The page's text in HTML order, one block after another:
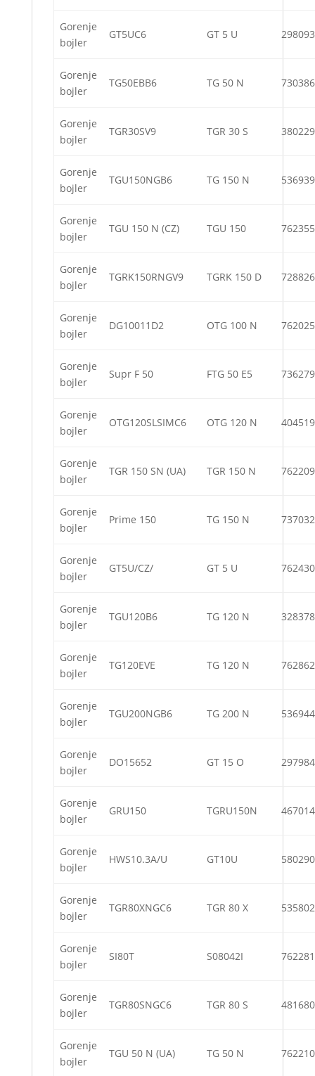
Gorenje
bojler
GT5UC6 GT 5 U 298093
Gorenje
bojler
TG50EBB6 TG 50 N 730386
Gorenje
bojler
TGR30SV9 TGR 30 S 380229
Gorenje
bojler
TGU150NGB6 TG 150 N 536939
Gorenje
bojler
TGU 150 N (CZ) TGU 150 762355
Gorenje
bojler
TGRK150RNGV9 TGRK 150 D 728826
Gorenje
bojler
DG10011D2 OTG 100 N 762025
Gorenje
bojler
Supr F 50 FTG 50 E5 736279
Gorenje
bojler
OTG120SLSIMC6 OTG 120 N 404519
Gorenje
bojler
TGR 150 SN (UA) TGR 150 N 762209
Gorenje
bojler
Prime 150 TG 150 N 737032
Gorenje
bojler
GT5U/CZ/ GT 5 U 762430
Gorenje
bojler
TGU120B6 TG 120 N 328378
Gorenje
bojler
TG120EVE TG 120 N 762862
Gorenje
bojler
TGU200NGB6 TG 200 N 536944
Gorenje
bojler
DO15652 GT 15 O 297984
Gorenje
bojler
GRU150 TGRU150N 467014
Gorenje
bojler
HWS10.3A/U GT10U 580290
Gorenje
bojler
TGR80XNGC6 TGR 80 X 535802
Gorenje
bojler
SI80T S08042I 762281
Gorenje
bojler
TGR80SNGC6 TGR 80 S 481680
Gorenje
bojler
TGU 50 N (UA) TG 50 N 762210